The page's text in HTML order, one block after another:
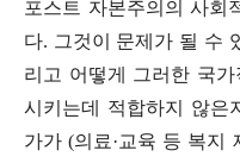
포스트 자본주의의 사회
다. 그것이 문제가 될 수
리고 어떻게 그러한 국
시키는데 적합하지 않은
가가(의료·교육 등 복지